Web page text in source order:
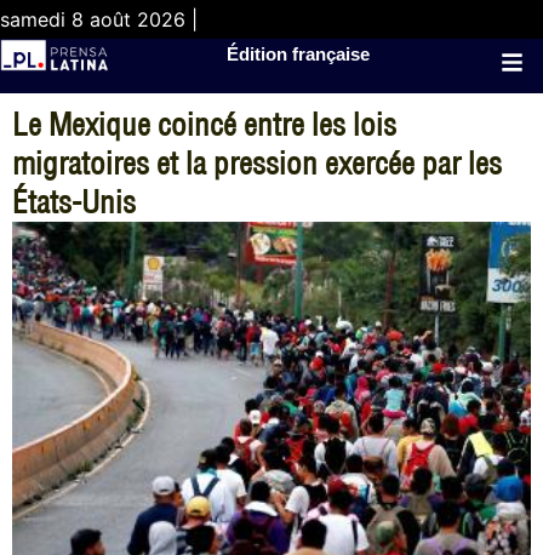
samedi 8 août 2026 |
Édition française
Le Mexique coincé entre les lois
migratoires et la pression exercée par les
États-Unis